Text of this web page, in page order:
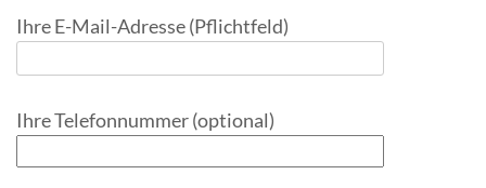
Ihre E-Mail-Adresse (Pflichtfeld)
Ihre Telefonnummer (optional)